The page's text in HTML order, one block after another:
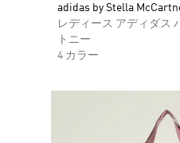
adidas by Stella
レディース アディダス
トニー
4 カラー